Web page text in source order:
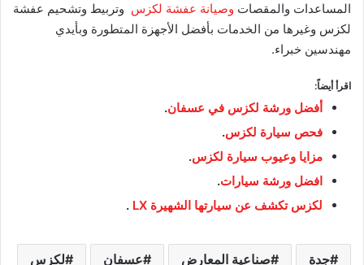
المساعدات والمقصات وصيانة عفشة لكزس وتربيط وتشحيم عفشة
لكزس وغيرها من الخدمات بأفضل الأجهزة المتطورة وبأيدي
مهندسين خبراء.
اقرأ أيضاً:
أفضل ورشة لكزس في عسفان.
فحص سيارة لكزس.
مزايا وعيوب سيارة لكزس.
افضل ورشة سيارات.
لكزس تكشف عن سيارتها الشهيرة LX
.
جدة صناعية المعارض عسفان لكزس